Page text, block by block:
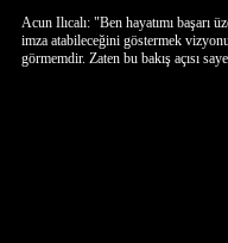
Acun Ilıcalı: "Ben hayatımı
imza atabileceğini göstermek
görmemdir. Zaten bu bakış açısı